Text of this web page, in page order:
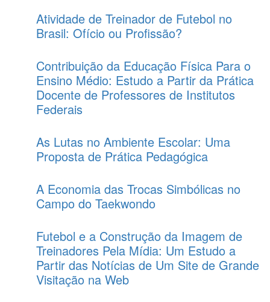
Atividade de Treinador de Futebol no
Brasil: Ofício ou Profissão?
Contribuição da Educação Física Para o
Ensino Médio: Estudo a Partir da Prática
Docente de Professores de Institutos
Federais
As Lutas no Ambiente Escolar: Uma
Proposta de Prática Pedagógica
A Economia das Trocas Simbólicas no
Campo do Taekwondo
Futebol e a Construção da Imagem de
Treinadores Pela Mídia: Um Estudo a
Partir das Notícias de Um Site de Grande
Visitação na Web